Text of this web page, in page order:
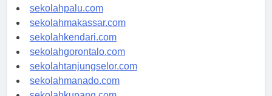
sekolahpalu.com
sekolahmakassar.com
sekolahkendari.com
sekolahgorontalo.com
sekolahtanjungselor.com
sekolahmanado.com